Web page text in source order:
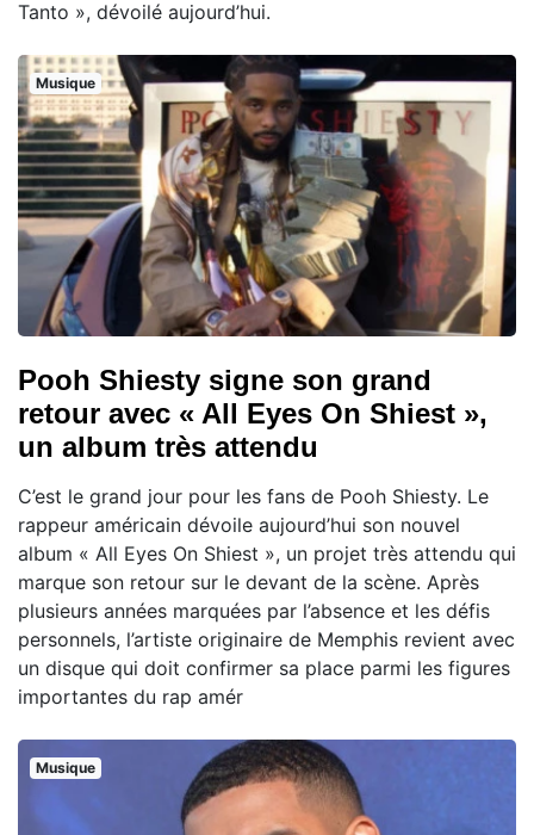
Tanto », dévoilé aujourd’hui.
Musique
Pooh Shiesty signe son grand
retour avec « All Eyes On Shiest »,
un album très attendu
C’est le grand jour pour les fans de Pooh Shiesty. Le
rappeur américain dévoile aujourd’hui son nouvel
album « All Eyes On Shiest », un projet très attendu qui
marque son retour sur le devant de la scène. Après
plusieurs années marquées par l’absence et les défis
personnels, l’artiste originaire de Memphis revient avec
un disque qui doit confirmer sa place parmi les figures
importantes du rap amér
Musique